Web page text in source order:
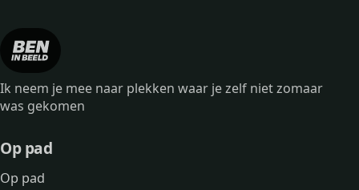
Ik neem je mee naar plekken waar je zelf niet zomaar
was gekomen
Op pad
Op pad